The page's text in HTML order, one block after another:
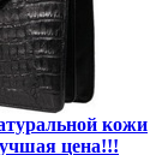
кожи
цена!!!